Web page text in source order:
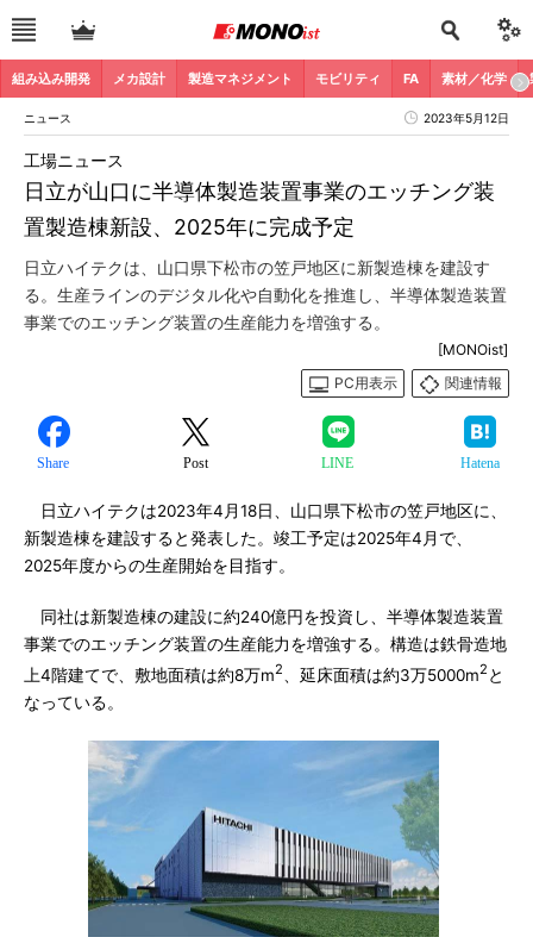
組み込み開発 メカ設計 製造マネジメント モビリティ FA 素材／化学
ニュース 2023年5月12日
日立が山口に半導体製造装置事業のエッチング装
置製造棟新設、2025年に完成予定
工場ニュース
日立ハイテクは、山口県下松市の笠戸地区に新製造棟を建設す
る。生産ラインのデジタル化や自動化を推進し、半導体製造装置
事業でのエッチング装置の生産能力を増強する。
[MONOist]
PC用表示
関連情報
Share Post LINE Hatena
日立ハイテクは2023年4月18日、山口県下松市の笠戸地区に、
新製造棟を建設すると発表した。竣工予定は2025年4月で、
2025年度からの生産開始を目指す。
同社は新製造棟の建設に約240億円を投資し、半導体製造装置
事業でのエッチング装置の生産能力を増強する。構造は鉄骨造地
上4階建てで、敷地面積は約8万m2 、延床面積は約3万5000m2 と
なっている。